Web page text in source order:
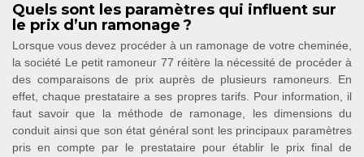
Quels sont les paramètres qui influent sur
le prix d’un ramonage ?
Lorsque vous devez procéder à un ramonage de votre cheminée,
la société Le petit ramoneur 77 réitère la nécessité de procéder à
des comparaisons de prix auprès de plusieurs ramoneurs. En
effet, chaque prestataire a ses propres tarifs. Pour information, il
faut savoir que la méthode de ramonage, les dimensions du
conduit ainsi que son état général sont les principaux paramètres
pris en compte par le prestataire pour établir le prix final de